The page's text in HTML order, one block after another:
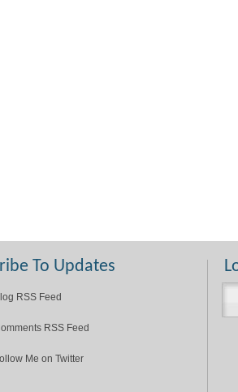
To Updates
RSS Feed
RSS Feed
Me on Twitter